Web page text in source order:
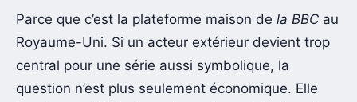
Parce que c’est la plateforme maison de la BBC au
Royaume-Uni. Si un acteur extérieur devient trop
central pour une série aussi symbolique, la
question n’est plus seulement économique. Elle